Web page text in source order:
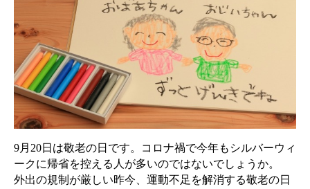
9月 20日は敬老の日です。コロナ禍で今年もシルバーウィ
ークに帰省を控える人が多いのではないでしょうか。
外出の規制が厳しい昨今、運動不足を解消する敬老の日